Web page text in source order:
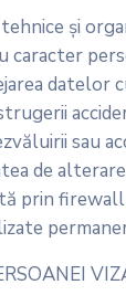
şi
caracter
datelor
sau
de
prin firewall